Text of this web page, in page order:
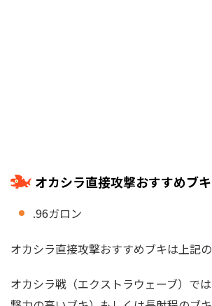
オカシラ直接攻撃おすすめブキ
.96ガロン
オカシラ直接攻撃おすすめブキは上記の
オカシラ戦（エクストラウェーブ）で